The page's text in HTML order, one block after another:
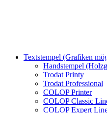
Textstempel (Grafiken
Handstempel
Trodat Printy
Trodat Professional
COLOP Printer
COLOP Classic
COLOP Expert